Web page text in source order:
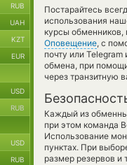
Постарайтесь
использования
курсы
Оповещение, с
почту или
обмена, при
через транзитную
Каждый из
при этом команда
Использование
пунктах. При
размер резервов и
RUB
UAH
KZT
EUR
USD
RUB
USD
RUB